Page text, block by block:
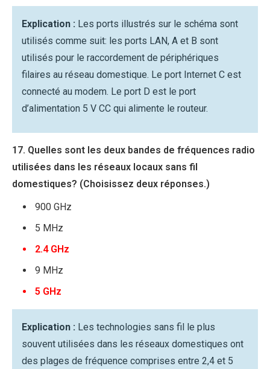
Explication : Les ports illustrés sur le schéma sont
utilisés comme suit: les ports LAN, A et B sont
utilisés pour le raccordement de périphériques
filaires au réseau domestique. Le port Internet C est
connecté au modem. Le port D est le port
d’alimentation 5 V CC qui alimente le routeur.
17. Quelles sont les deux bandes de fréquences radio
utilisées dans les réseaux locaux sans fil
domestiques? (Choisissez deux réponses.)
900 GHz
5 MHz
2.4 GHz
9 MHz
5 GHz
Explication : Les technologies sans fil le plus
souvent utilisées dans les réseaux domestiques ont
des plages de fréquence comprises entre 2,4 et 5